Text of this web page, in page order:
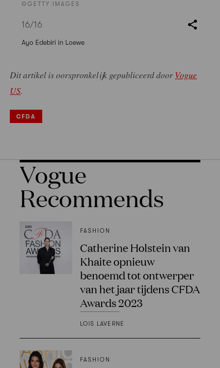
©GETTY IMAGES
16/16
Ayo Edebiri in Loewe
Dit artikel is oorspronkelijk gepubliceerd door Vogue
US.
CFDA
Vogue
Recommends
FASHION
Catherine Holstein van
Khaite opnieuw
benoemd tot ontwerper
van het jaar tijdens CFDA
Awards 2023
LOIS LAVERNE
FASHION